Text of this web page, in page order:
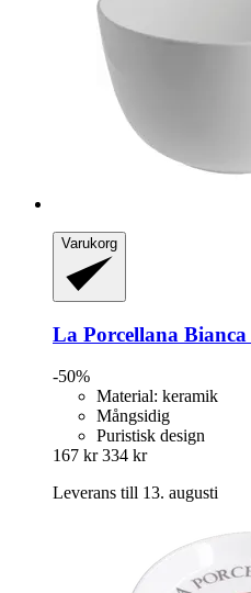
Varukorg
La Porcellana Bianca
-50%
Material: keramik
Mångsidig
Puristisk design
167 kr 334 kr
Leverans till 13. augusti